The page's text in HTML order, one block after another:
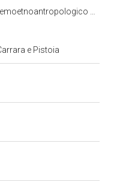
Lucca e Massa Carrara
e Pistoia